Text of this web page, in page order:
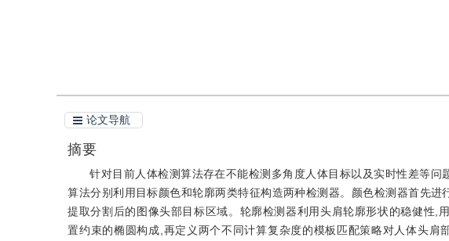
论文导航
摘要
针对目前人体检测算法存在不能检测多角度人体目标以及实时性差等
算法分别利用目标颜色和轮廓两类特征构造两种检测器。颜色检测器首先
提取分割后的图像头部目标区域。轮廓检测器利用头肩轮廓形状的稳健性,
置约束的椭圆构成,再定义两个不同计算复杂度的模板匹配策略对人体头